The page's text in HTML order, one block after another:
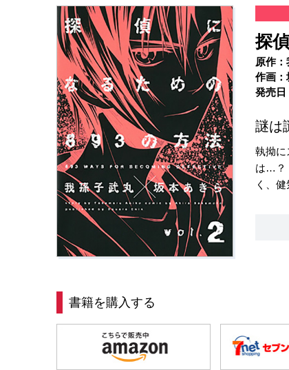
探
原作
作画：
発売日
謎は
執拗に
は…？
く、
書籍を購入する